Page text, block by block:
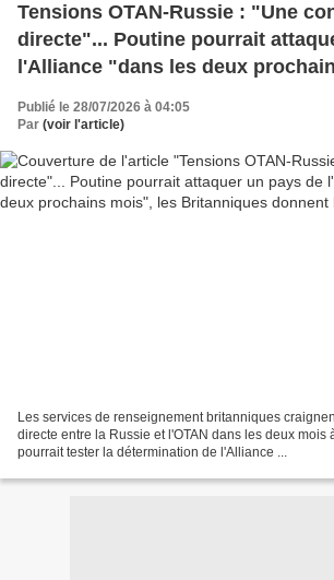
Tensions OTAN-Russie : "Une
directe"... Poutine pourrait
l'Alliance "dans les deux
Britanniques donnent l'alerte
Publié le 28/07/2026 à 04:05
Par (voir l'article)
Les services de renseignement britanniques
directe entre la Russie et l'OTAN dans les deux mois
pourrait tester la détermination de l'Alliance ...